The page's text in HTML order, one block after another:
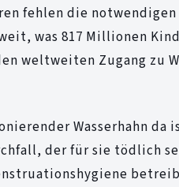
fehlen die notwendigen
was 817 Millionen
weltweiten Zugang zu
Wasserhahn da
der für sie tödlich